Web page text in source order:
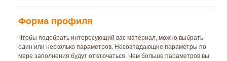
Форма профиля
Чтобы подобрать интересующий вас материал, можно выбрать
один или несколько параметров. Несовпадающие параметры по
мере заполнения будут отключаться. Чем больше параметров вы